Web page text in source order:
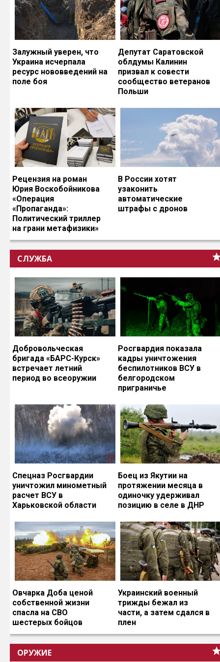
Залужный уверен, что
Украина исчерпала
ресурс нововведений на
поле боя
Депутат Саратовской
облдумы Калинин
призвал к совести
сообщество ветеранов
Польши
Рецензия на роман
Юрия Воскобойникова
«Операция
«Пропаганда»:
Политический триллер
на грани метафизики»
В России хотят
узаконить
автоматические
штрафы с дронов
СЛУЖБА
Добровольческая
бригада «БАРС-Курск»
встречает летний
период во всеоружии
Росгвардия показала
кадры уничтожения
беспилотников ВСУ в
белгородском
приграничье
Спецназ Росгвардии
уничтожил минометный
расчет ВСУ в
Харьковской области
Боец из Якутии на
протяжении месяца в
одиночку удерживал
позицию в селе в ДНР
Овчарка Доба ценой
собственной жизни
спасла на СВО
шестерых бойцов
Украинский военный
трижды бежал из
части, а затем сдался в
плен
ОРУЖИЕ